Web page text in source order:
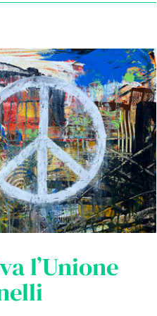
l’Unione